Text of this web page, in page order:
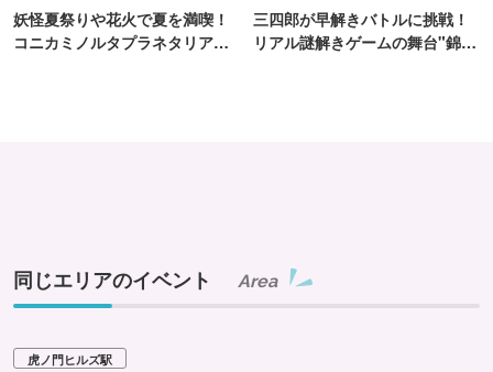
妖怪夏祭りや花火で夏を満喫！
コニカミノルタプラネタリア
三四郎が早解きバトルに挑戦！
リアル謎解きゲームの舞台"錦糸
同じエリアのイベント Area
虎ノ門ヒルズ駅